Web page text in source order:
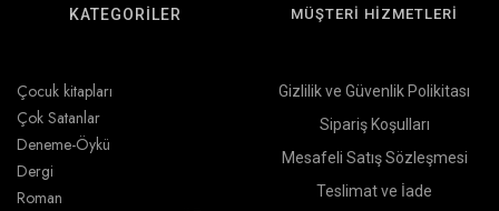
KATEGORİLER
Çocuk kitapları
Çok Satanlar
Deneme-Öykü
Dergi
Roman
MÜŞTERİ HİZMETLERİ
Gizlilik ve Güvenlik Polikitası
Sipariş Koşulları
Mesafeli Satış Sözleşmesi
Teslimat ve İade